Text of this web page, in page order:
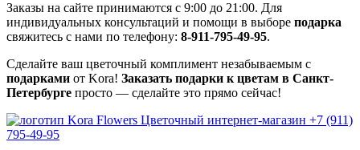
Заказы на сайте принимаются с 9:00 до 21:00. Для
индивидуальных консультаций и помощи в выборе подарка
свяжитесь с нами по телефону: 8-911-795-49-95.
Сделайте ваш цветочный комплимент незабываемым с
подарками от Kora! Заказать подарки к цветам в Санкт-
Петербурге просто — сделайте это прямо сейчас!
Цветочный интернет-магазин +7 (911)
795-49-95